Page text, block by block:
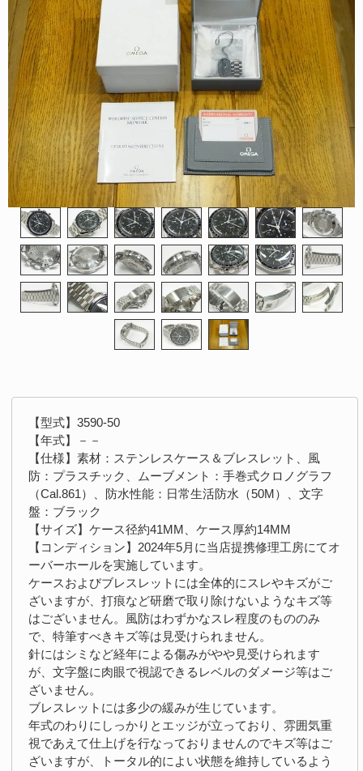
【型式】3590-50
【年式】－－
【仕様】素材：ステンレスケース＆ブレスレット、風
防：プラスチック、ムーブメント：手巻式クロノグラフ
（Cal.861）、防水性能：日常生活防水（50M）、文字
盤：ブラック
【サイズ】ケース径約41MM、ケース厚約14MM
【コンディション】2024年5月に当店提携修理工房にてオ
ーバーホールを実施しています。
ケースおよびブレスレットには全体的にスレやキズがご
ざいますが、打痕など研磨で取り除けないようなキズ等
はございません。風防はわずかなスレ程度のもののみ
で、特筆すべきキズ等は見受けられません。
針にはシミなど経年による傷みがやや見受けられます
が、文字盤に肉眼で視認できるレベルのダメージ等はご
ざいません。
ブレスレットには多少の緩みが生じています。
年式のわりにしっかりとエッジが立っており、雰囲気重
視であえて仕上げを行なっておりませんのでキズ等はご
ざいますが、トータル的によい状態を維持しているよう